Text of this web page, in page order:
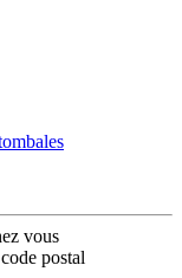
vous
postal